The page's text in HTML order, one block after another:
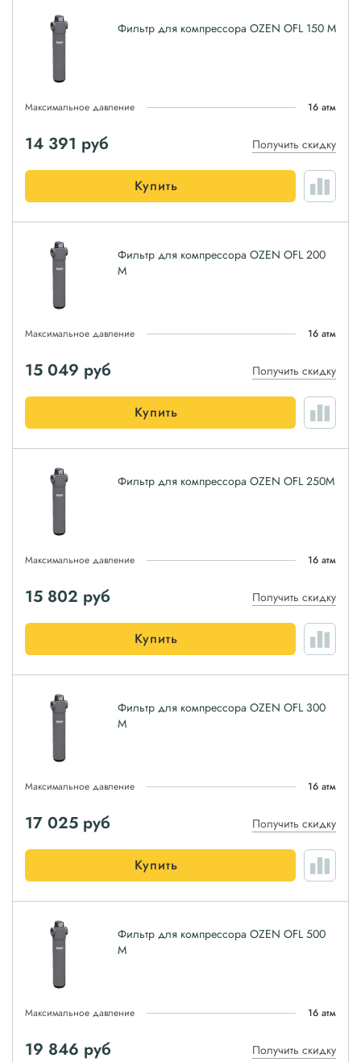
Фильтр для компрессора OZEN OFL 150 M
Максимальное давление 16 атм
14 391 руб Получить скидку
Купить
Фильтр для компрессора OZEN OFL 200
M
Максимальное давление 16 атм
15 049 руб Получить скидку
Купить
Фильтр для компрессора OZEN OFL 250M
Максимальное давление 16 атм
15 802 руб Получить скидку
Купить
Фильтр для компрессора OZEN OFL 300
M
Максимальное давление 16 атм
17 025 руб Получить скидку
Купить
Фильтр для компрессора OZEN OFL 500
M
Максимальное давление 16 атм
19 846 руб Получить скидку